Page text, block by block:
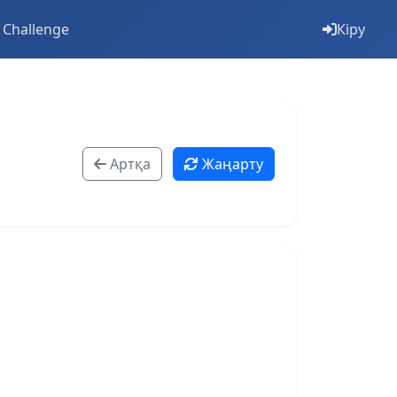
Challenge Кіру
Артқа Жаңарту